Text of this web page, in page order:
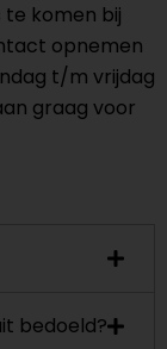
te komen bij
opnemen
t/m vrijdag
graag voor
bedoeld?